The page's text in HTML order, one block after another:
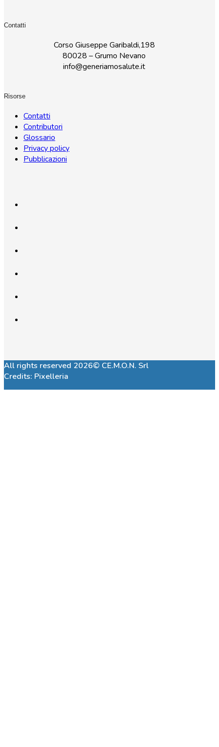
Contatti
Corso Giuseppe Garibaldi,198
80028 – Grumo Nevano
info@generiamosalute.it
Risorse
Contatti
Contributori
Glossario
Privacy policy
Pubblicazioni
All rights reserved 2026© CE.M.O.N. Srl
Credits: Pixelleria